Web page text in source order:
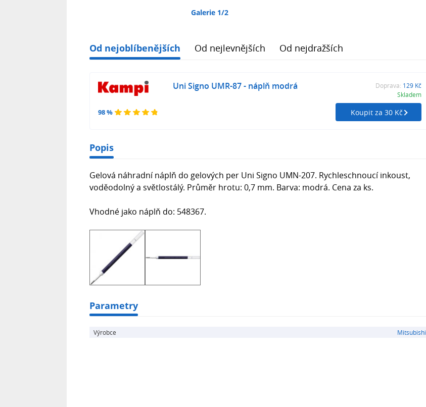
Galerie 1/2
Od nejoblíbenějších Od nejlevnějších Od nejdražších
98 %
Uni Signo UMR-87 - náplň modrá Doprava: 129 Kč
Skladem
Koupit za 30 Kč
Popis
Gelová náhradní náplň do gelových per Uni Signo UMN-207. Rychleschnoucí inkoust,
voděodolný a světlostálý. Průměr hrotu: 0,7 mm. Barva: modrá. Cena za ks.
Vhodné jako náplň do: 548367.
Parametry
Výrobce Mitsubishi